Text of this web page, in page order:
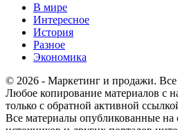
В мире
Интересное
История
Разное
Экономика
© 2026 - Маркетинг и продажи.
Любое копирование материалов с
только с обратной активной
Все материалы опубликованные на